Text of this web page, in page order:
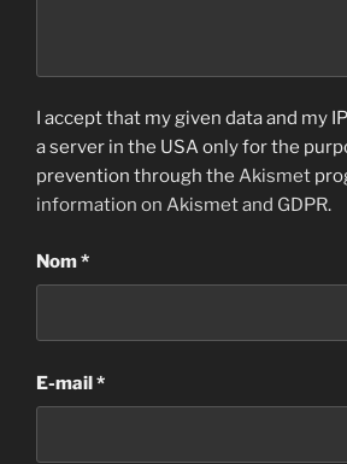
I accept that my given data and my
a server in the USA only for the
prevention through the Akismet
information on Akismet and GDPR.
Nom*
E-mail*